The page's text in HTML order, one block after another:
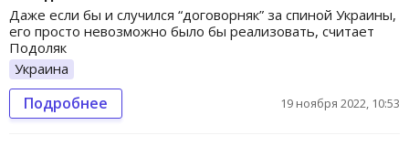
Даже если бы и случился “договорняк” за спиной Украины,
его просто невозможно было бы реализовать, считает
Подоляк
Украина
Подробнее 19 ноября 2022, 10:53